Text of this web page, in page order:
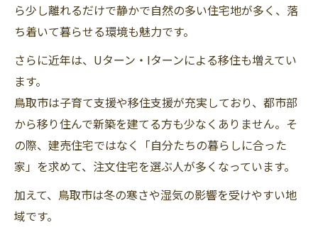
ら少し離れるだけで静かで自然の多い住宅地が多く、落
ち着いて暮らせる環境も魅力です。
さらに近年は、Uターン・Iターンによる移住も増えてい
ます。
鳥取市は子育て支援や移住支援が充実しており、都市部
から移り住んで新築を建てる方も少なくありません。そ
の際、建売住宅ではなく「自分たちの暮らしに合った
家」を求めて、注文住宅を選ぶ人が多くなっています。
加えて、鳥取市は冬の寒さや湿気の影響を受けやすい地
域です。